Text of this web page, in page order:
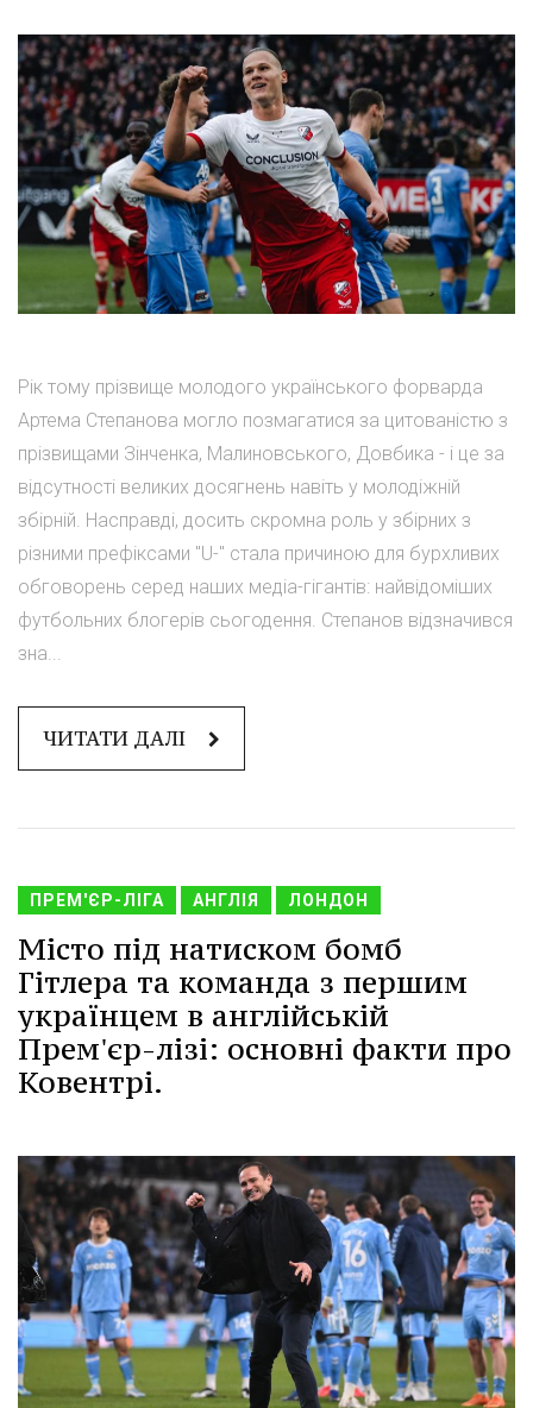
Рік тому прізвище молодого українського форварда
Артема Степанова могло позмагатися за цитованістю з
прізвищами Зінченка, Малиновського, Довбика - і це за
відсутності великих досягнень навіть у молодіжній
збірній. Насправді, досить скромна роль у збірних з
різними префіксами "U-" стала причиною для бурхливих
обговорень серед наших медіа-гігантів: найвідоміших
футбольних блогерів сьогодення. Степанов відзначився
зна...
ЧИТАТИ ДАЛІ
ПРЕМ'ЄР-ЛІГА АНГЛІЯ ЛОНДОН
Місто під натиском бомб
Гітлера та команда з першим
українцем в англійській
Прем'єр-лізі: основні факти про
Ковентрі.